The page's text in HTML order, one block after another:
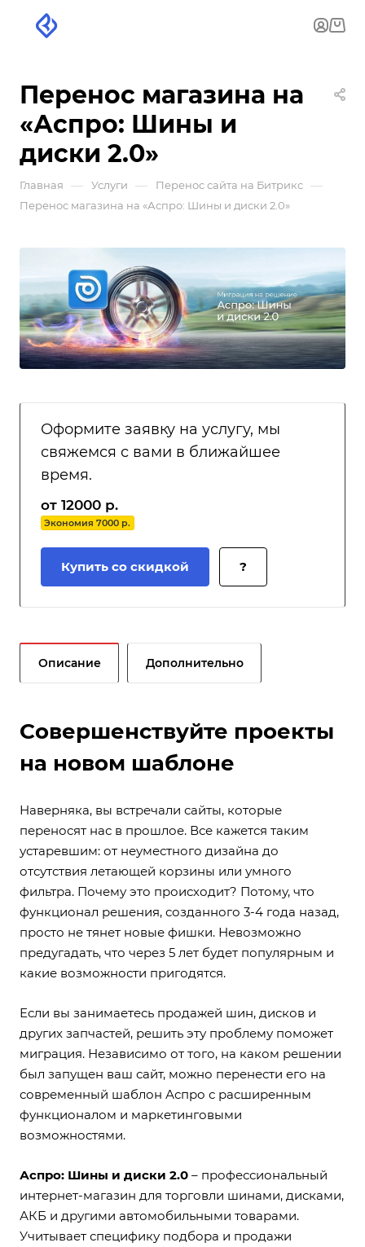
Перенос магазина на
«Аспро: Шины и
диски 2.0»
Главная — Услуги — Перенос сайта на Битрикс —
Перенос магазина на «Аспро: Шины и диски 2.0»
Оформите заявку на услугу, мы
свяжемся с вами в ближайшее
время.
от 12000 р.
Экономия 7000 р.
Купить со скидкой ?
Описание Дополнительно
Совершенствуйте проекты
на новом шаблоне
Наверняка, вы встречали сайты, которые
переносят нас в прошлое. Все кажется таким
устаревшим: от неуместного дизайна до
отсутствия летающей корзины или умного
фильтра. Почему это происходит? Потому, что
функционал решения, созданного 3-4 года назад,
просто не тянет новые фишки. Невозможно
предугадать, что через 5 лет будет популярным и
какие возможности пригодятся.
Если вы занимаетесь продажей шин, дисков и
других запчастей, решить эту проблему поможет
миграция. Независимо от того, на каком решении
был запущен ваш сайт, можно перенести его на
современный шаблон Аспро с расширенным
функционалом и маркетинговыми
возможностями.
Аспро: Шины и диски 2.0 – профессиональный
интернет-магазин для торговли шинами, дисками,
АКБ и другими автомобильными товарами.
Учитывает специфику подбора и продажи